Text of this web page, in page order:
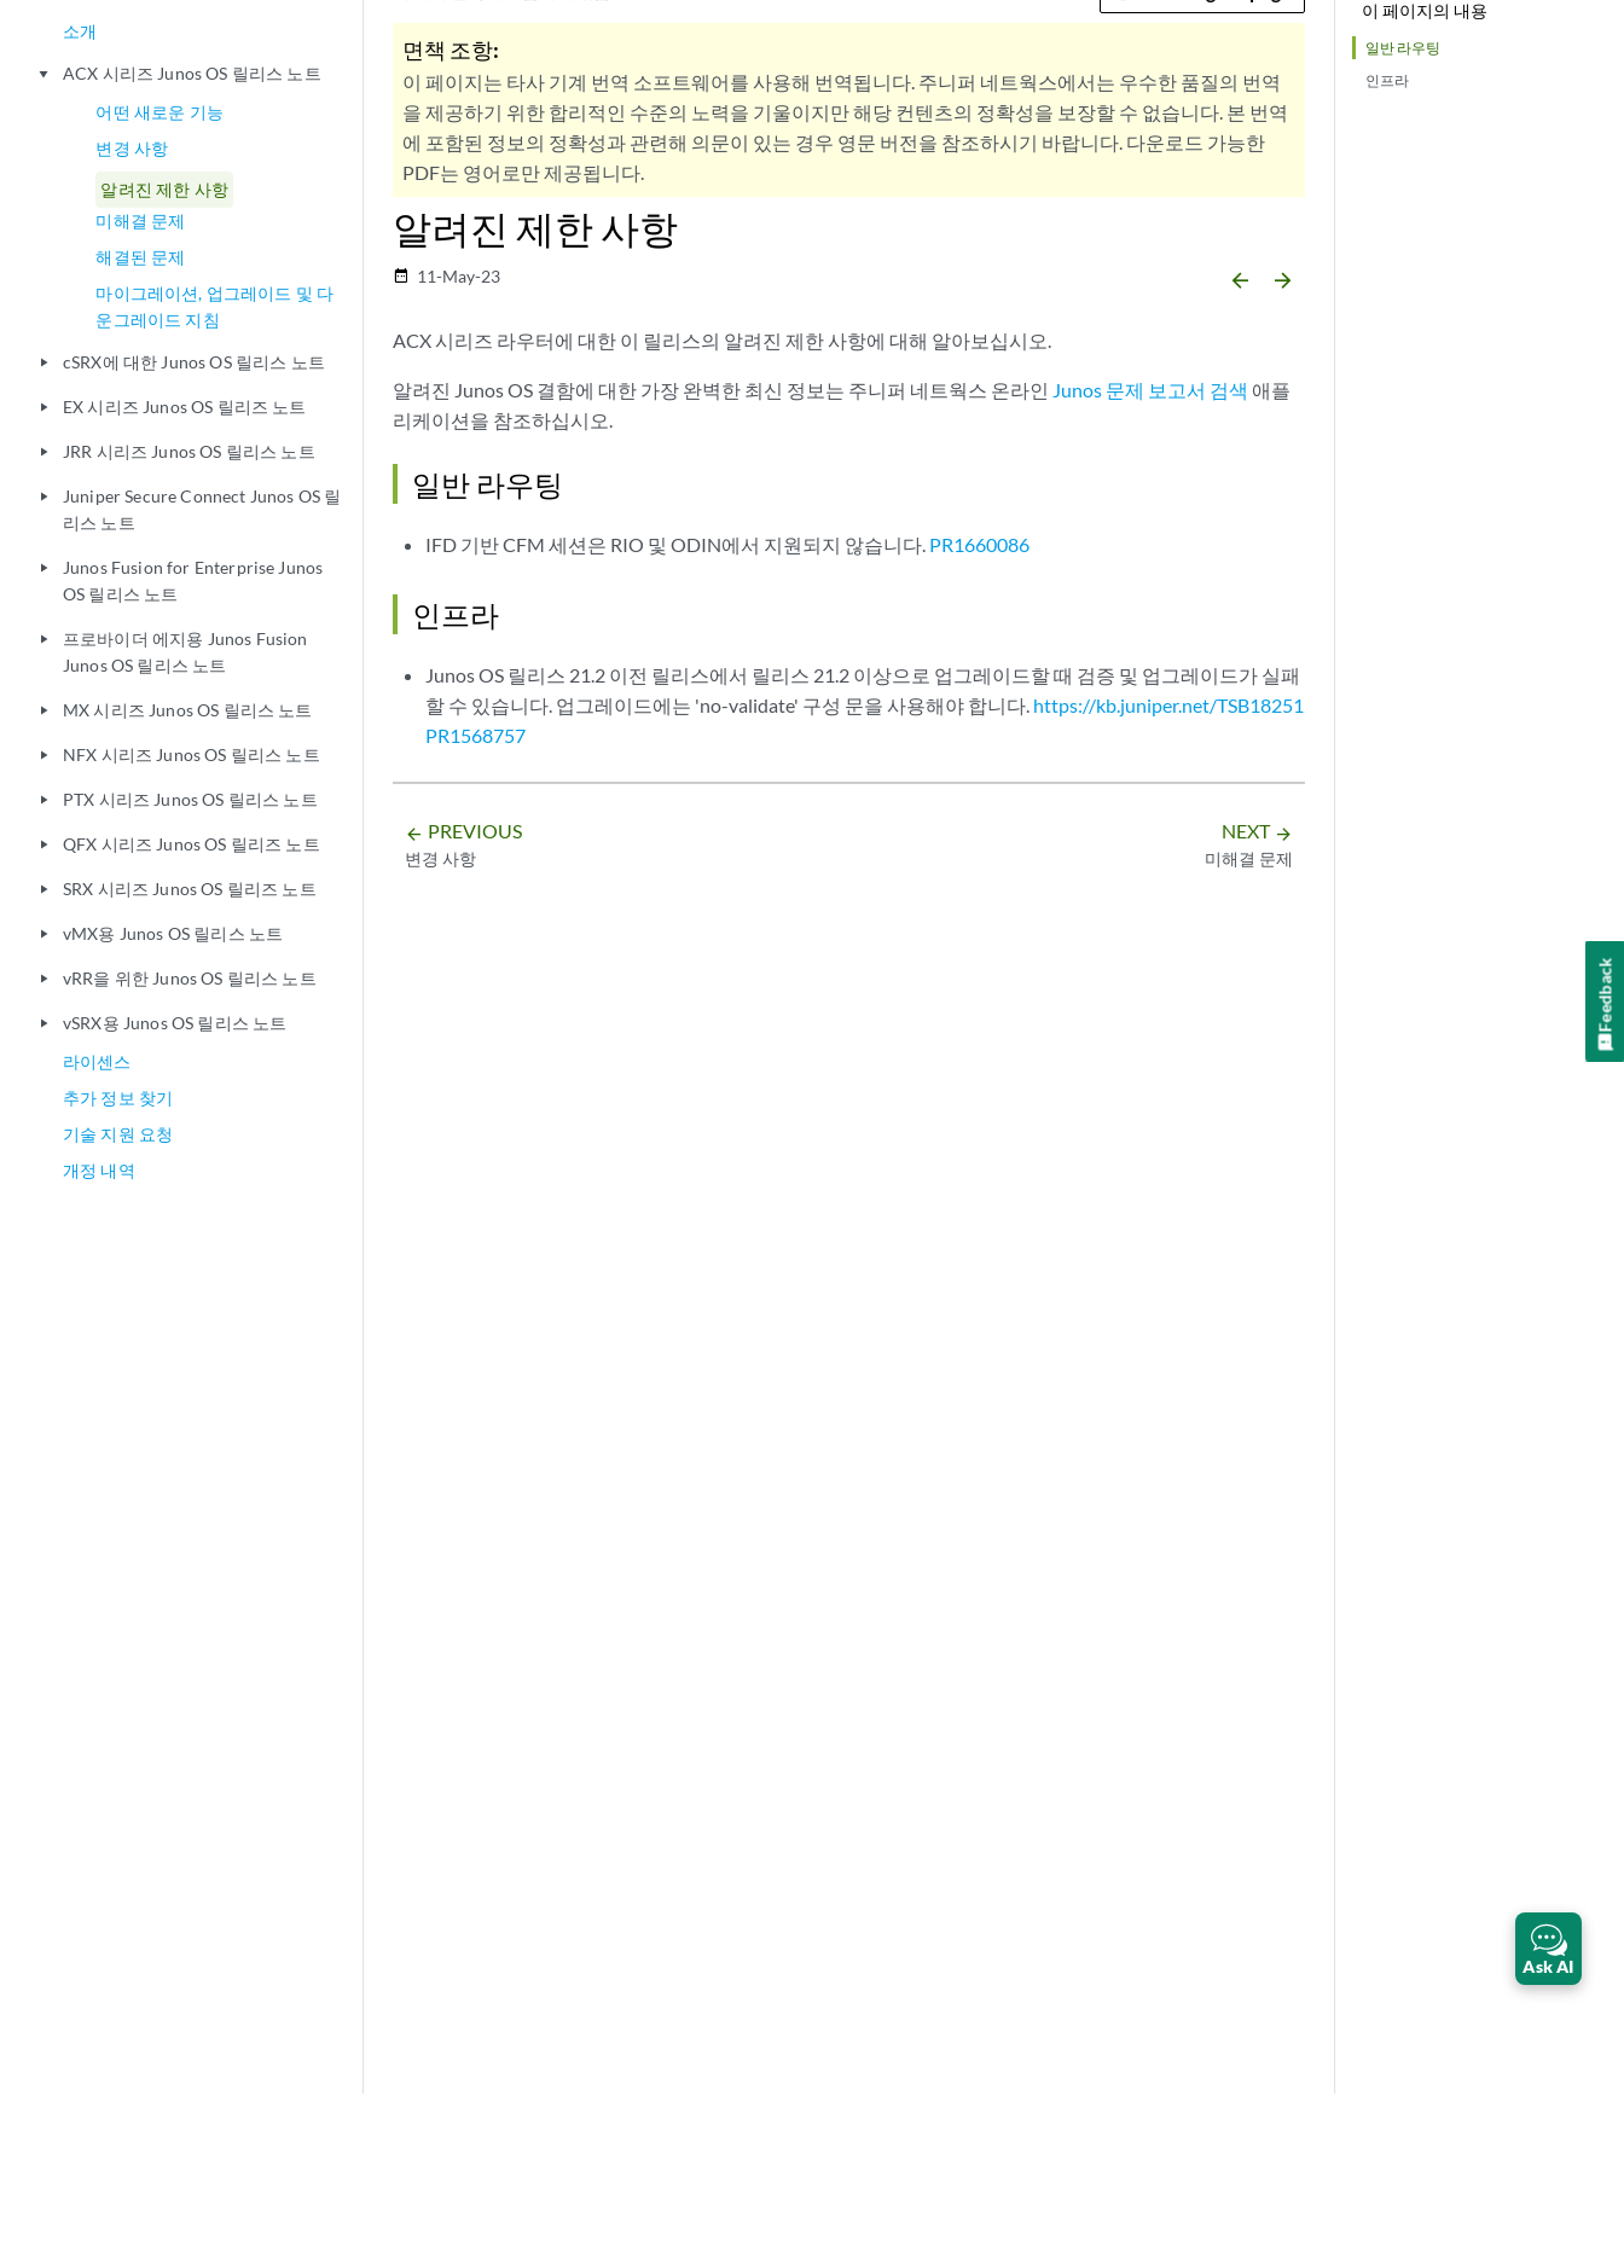
소개
play_arrow
ACX 시리즈 Junos OS 릴리스 노트
어떤 새로운 기능
변경 사항
알려진 제한 사항
미해결 문제
해결된 문제
마이그레이션, 업그레이드 및 다
운그레이드 지침
play_arrow cSRX에 대한 Junos OS 릴리스 노트
play_arrow EX 시리즈 Junos OS 릴리즈 노트
play_arrow JRR 시리즈 Junos OS 릴리스 노트
play_arrow
Juniper Secure Connect Junos OS 릴
리스 노트
play_arrow
Junos Fusion for Enterprise Junos
OS 릴리스 노트
play_arrow
프로바이더 에지용 Junos Fusion
Junos OS 릴리스 노트
play_arrow MX 시리즈 Junos OS 릴리스 노트
play_arrow NFX 시리즈 Junos OS 릴리스 노트
play_arrow PTX 시리즈 Junos OS 릴리스 노트
play_arrow QFX 시리즈 Junos OS 릴리즈 노트
play_arrow SRX 시리즈 Junos OS 릴리즈 노트
play_arrow vMX용 Junos OS 릴리스 노트
play_arrow vRR을 위한 Junos OS 릴리스 노트
play_arrow
vSRX용 Junos OS 릴리스 노트
라이센스
추가 정보 찾기
기술 지원 요청
개정 내역
이 페이지의 내용
일반 라우팅
인프라
면책 조항:
이 페이지는 타사 기계 번역 소프트웨어를 사용해 번역됩니다. 주니퍼 네트웍스에서는 우수한 품질의 번역
을 제공하기 위한 합리적인 수준의 노력을 기울이지만 해당 컨텐츠의 정확성을 보장할 수 없습니다. 본 번역
에 포함된 정보의 정확성과 관련해 의문이 있는 경우 영문 버전을 참조하시기 바랍니다. 다운로드 가능한
PDF는 영어로만 제공됩니다.
알려진 제한 사항
date_range 11-May-23 arrow_backward arrow_forward
ACX 시리즈 라우터에 대한 이 릴리스의 알려진 제한 사항에 대해 알아보십시오.
알려진 Junos OS 결함에 대한 가장 완벽한 최신 정보는 주니퍼 네트웍스 온라인 Junos 문제 보고서 검색 애플
리케이션을 참조하십시오.
일반 라우팅
IFD 기반 CFM 세션은 RIO 및 ODIN에서 지원되지 않습니다. PR1660086
인프라
Junos OS 릴리스 21.2 이전 릴리스에서 릴리스 21.2 이상으로 업그레이드할 때 검증 및 업그레이드가 실패
할 수 있습니다. 업그레이드에는 'no-validate' 구성 문을 사용해야 합니다. https://kb.juniper.net/TSB18251
PR1568757
arrow_backward PREVIOUS
변경 사항
NEXT arrow_forward
미해결 문제
Ask AI
Feedback